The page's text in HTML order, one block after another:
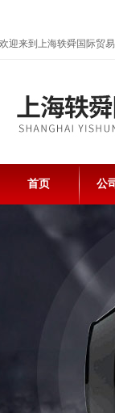
欢迎来到上海轶舜国际贸
首页 公